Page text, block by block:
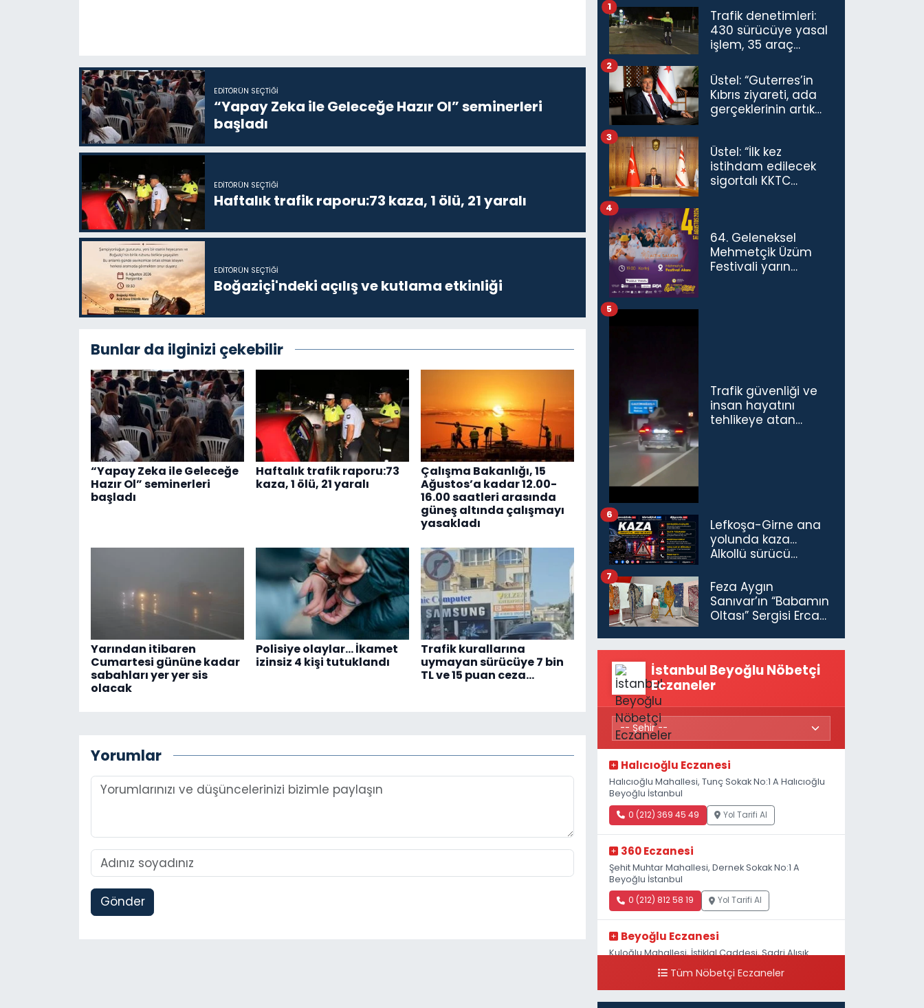
EDITÖRÜN SEÇTIĞI
“Yapay Zeka ile Geleceğe Hazır Ol” seminerleri
başladı
EDITÖRÜN SEÇTIĞI
Haftalık trafik raporu:73 kaza, 1 ölü, 21 yaralı
EDITÖRÜN SEÇTIĞI
Boğaziçi'ndeki açılış ve kutlama etkinliği
Bunlar da ilginizi çekebilir
“Yapay Zeka ile Geleceğe
Hazır Ol” seminerleri
başladı
Haftalık trafik raporu:73
kaza, 1 ölü, 21 yaralı
Çalışma Bakanlığı, 15
Ağustos’a kadar 12.00-
16.00 saatleri arasında
güneş altında çalışmayı
yasakladı
Yarından itibaren
Cumartesi gününe kadar
sabahları yer yer sis
olacak
Polisiye olaylar… İkamet
izinsiz 4 kişi tutuklandı
Trafik kurallarına
uymayan sürücüye 7 bin
TL ve 15 puan ceza…
Yorumlar
Gönder
Trafik denetimleri:
430 sürücüye yasal
işlem, 35 araç
1
Üstel: “Guterres’in
Kıbrıs ziyareti, ada
gerçeklerinin artık
göstermiştir”
2
Üstel: “İlk kez
istihdam edilecek
sigortalı KKTC
3
64. Geleneksel
Mehmetçik Üzüm
Festivali yarın
4
Trafik güvenliği ve
insan hayatını
tehlikeye atan
5
Lefkoşa-Girne ana
yolunda kaza…
Alkollü sürücü
6
Feza Aygın
Sanıvar’ın “Babamın
Oltası” Sergisi Ercan
7
İstanbul Beyoğlu Nöbetçi
Eczaneler
Halıcıoğlu Eczanesi
Halıcıoğlu Mahallesi, Tunç Sokak No:1 A Halıcıoğlu
Beyoğlu İstanbul
0 (212) 369 45 49 Yol Tarifi Al
360 Eczanesi
Şehit Muhtar Mahallesi, Dernek Sokak No:1 A
Beyoğlu İstanbul
0 (212) 812 58 19 Yol Tarifi Al
Beyoğlu Eczanesi
Kuloğlu Mahallesi, İstiklal Caddesi, Sadri Alışık
Tüm Nöbetçi Eczaneler